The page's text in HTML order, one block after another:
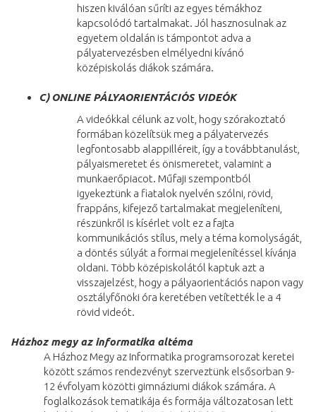
hiszen kiválóan sűríti az egyes témákhoz
kapcsolódó tartalmakat. Jól hasznosulnak az
egyetem oldalán is támpontot adva a
pályatervezésben elmélyedni kívánó
középiskolás diákok számára.
C) ONLINE PÁLYAORIENTÁCIÓS VIDEÓK
A videókkal célunk az volt, hogy szórakoztató
formában közelítsük meg a pályatervezés
legfontosabb alappilléreit, így a továbbtanulást,
pályaismeretet és önismeretet, valamint a
munkaerőpiacot. Műfaji szempontból
igyekeztünk a fiatalok nyelvén szólni, rövid,
frappáns, kifejező tartalmakat megjeleníteni,
részünkről is kísérlet volt ez a fajta
kommunikációs stílus, mely a téma komolyságát,
a döntés súlyát a formai megjelenítéssel kívánja
oldani. Több középiskolától kaptuk azt a
visszajelzést, hogy a pályaorientációs napon vagy
osztályfőnöki óra keretében vetítették le a 4
rövid videót.
Házhoz megy az informatika altéma
A Házhoz Megy az Informatika programsorozat keretei
között számos rendezvényt szerveztünk elsősorban 9-
12 évfolyam közötti gimnáziumi diákok számára. A
foglalkozások tematikája és formája változatosan lett